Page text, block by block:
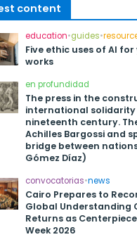
content
education•guides•
Five ethic uses of AI
works
en profundidad
The press in the
international solidarity
nineteenth century.
Achilles Bargossi and
bridge between
Gómez Díaz)
convocatorias•news
Cairo Prepares to
Global Understanding
Returns as
Week 2026